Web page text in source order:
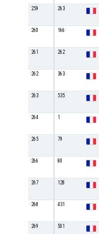
259 263
260 166
261 262
262 363
263 535
264 1
265 79
266 80
267 128
268 431
269 501